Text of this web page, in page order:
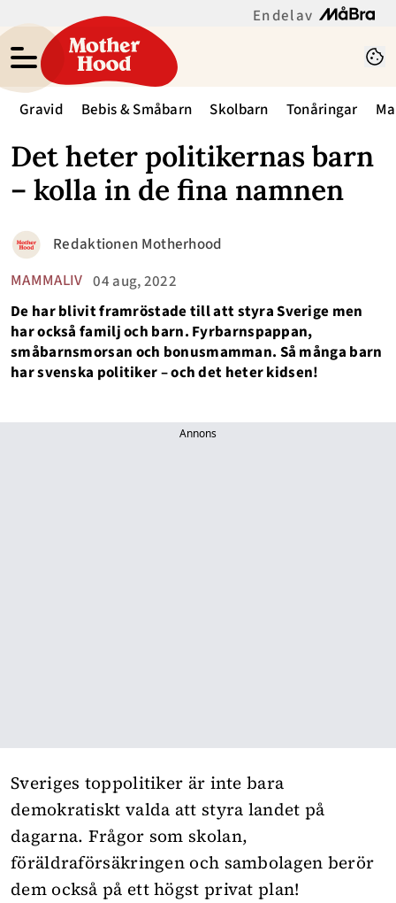
En del av
Gravid Bebis & Småbarn Skolbarn Tonåringar
Det heter politikernas barn
– kolla in de fina namnen
MAMMALIV 04 aug, 2022
Redaktionen Motherhood
De har blivit framröstade till att styra Sverige men
har också familj och barn. Fyrbarnspappan,
småbarnsmorsan och bonusmamman. Så många barn
har svenska politiker – och det heter kidsen!
Annons
Sveriges toppolitiker är inte bara
demokratiskt valda att styra landet på
dagarna. Frågor som skolan,
föräldraförsäkringen och sambolagen berör
dem också på ett högst privat plan!